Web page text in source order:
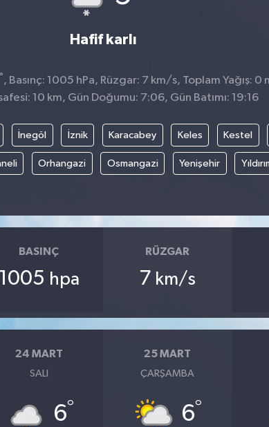
Hafif karlı
° , Basınç: 1005 hPa, Rüzgar: 7 km/s, Toplam Yağış: 0
10 km, Gün Doğumu: 7:06, Gün Batımı: 19:16
İnegöl İznik Karacabey Keles Kestel
Orhangazi Osmangazi Yenişehir
BASINÇ
1005 hpa
RÜZGAR
7 km/s
24 MART
SALI
6°
25 MART
ÇARŞAMBA
6°